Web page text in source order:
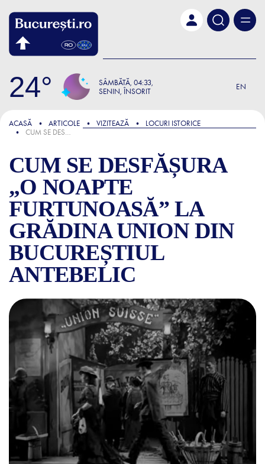
24 SÂMBĂTĂ 04:33
SENIN, ÎNSORIT
EN
FOCUS
ACASĂ ARTICOLE VIZITEAZĂ
LOCURI ISTORICE
CUM SE DESFĂȘURA „O NOAPTE FURTUNOASĂ” LA GRĂDINA UNION DIN BUCUREȘTIUL ANTEBELIC
CUM SE DESFĂȘURA
„O NOAPTE
FURTUNOASĂ” LA
GRĂDINA UNION DIN
BUCUREȘTIUL
ANTEBELIC
CUM SE DESFĂȘURA „O